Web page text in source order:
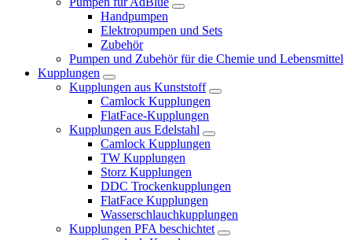
Handpumpen
Elektropumpen und Sets
Zubehör
Pumpen und Zubehör für die Chemie und Lebensmittel
Kupplungen
Kupplungen aus Kunststoff
Camlock Kupplungen
FlatFace-Kupplungen
Kupplungen aus Edelstahl
Camlock Kupplungen
TW Kupplungen
Storz Kupplungen
DDC Trockenkupplungen
FlatFace Kupplungen
Wasserschlauchkupplungen
Kupplungen PFA beschichtet